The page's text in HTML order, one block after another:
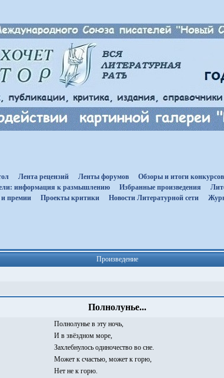
Лента рецензий Ленты форумов Обзоры и итоги конкурсов
информация к размышлению Избранные произведения
премии Проекты критики Новости Литературной сети
Произведение
Полнолунье...
Полнолунье в эту ночь,
И в звёздном море,
Захлебнулось одиночество во сне.
Может к счастью, может к горю,
Нет не к горю.